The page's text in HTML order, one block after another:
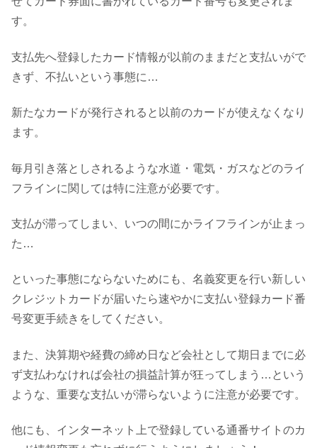
す。
支払先へ登録したカード情報が以前のままだと支払いがで
きず、不払いという事態に…
新たなカードが発行されると以前のカードが使えなくなり
ます。
毎月引き落としされるような水道・電気・ガスなどのライ
フラインに関しては特に注意が必要です。
支払が滞ってしまい、いつの間にかライフラインが止まっ
た…
といった事態にならないためにも、名義変更を行い新しい
クレジットカードが届いたら速やかに支払い登録カード番
号変更手続きをしてください。
また、決算期や経費の締め日など会社として期日までに必
ず支払わなければ会社の損益計算が狂ってしまう…という
ような、重要な支払いが滞らないように注意が必要です。
他にも、インターネット上で登録している通番サイトのカ